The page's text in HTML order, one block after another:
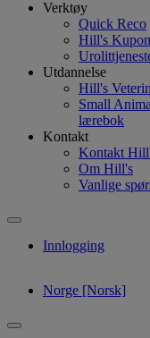
Verktøy
Quick Reco
Hill's
Utdannelse
Hill's
Small
lærebok
Kontakt
Kontakt
Om Hill's
Vanlige
Innlogging
Norge [Norsk]